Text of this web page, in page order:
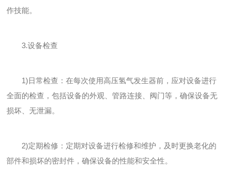
作技能。
3.设备检查
1)日常检查：在每次使用高压氢气发生器前，应对设备进行
全面的检查，包括设备的外观、管路连接、阀门等，确保设备无
损坏、无泄漏。
2)定期检修：定期对设备进行检修和维护，及时更换老化的
部件和损坏的密封件，确保设备的性能和安全性。